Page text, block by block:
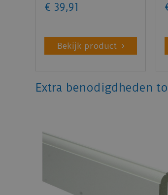
€ 39,91
Bekijk product
Extra benodigdheden